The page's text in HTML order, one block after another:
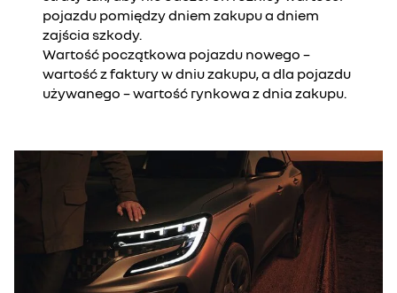
pojazdu pomiędzy dniem zakupu a dniem
zajścia szkody.
Wartość początkowa pojazdu nowego –
wartość z faktury w dniu zakupu, a dla pojazdu
używanego – wartość rynkowa z dnia zakupu.